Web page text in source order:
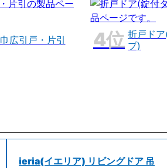
巾広引戸・片引
折戸ド
プ)
ieria(イエリア) リビングドア 吊